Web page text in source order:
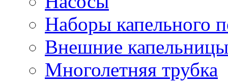
Наборы капельного
Внешние капельницы
Многолетняя трубка